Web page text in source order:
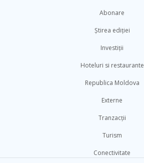
Abonare
Știrea ediției
Investiții
Hoteluri si restaurante
Republica Moldova
Externe
Tranzacții
Turism
Conectivitate